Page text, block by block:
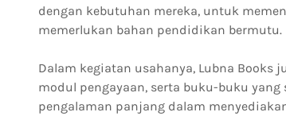
dengan kebutuhan mereka, untuk
memerlukan bahan pendidikan bermutu.
Dalam kegiatan usahanya, Lubna Books
modul pengayaan, serta buku-buku
pengalaman panjang dalam